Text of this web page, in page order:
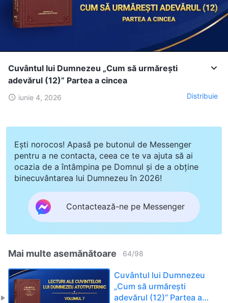
Cuvântul lui Dumnezeu „Cum să urmărești
adevărul (12)” Partea a cincea
iunie 4, 2026 Distribuie
Ești norocos! Apasă pe butonul de Messenger
pentru a ne contacta, ceea ce te va ajuta să ai
ocazia de a întâmpina pe Domnul și de a obține
binecuvântarea lui Dumnezeu în 2026!
Contactează-ne pe Messenger
Mai multe asemănătoare 64/98
Cuvântul lui Dumnezeu
„Cum să urmărești
adevărul (12)” Partea a